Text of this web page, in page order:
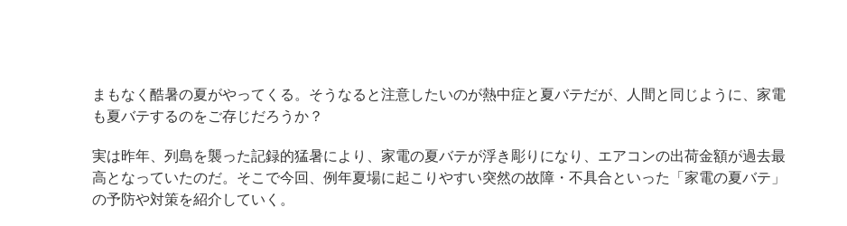
まもなく酷暑の夏がやってくる。そうなると注意したいのが熱中症と夏バテだが、人間と同じように、家電
も夏バテするのをご存じだろうか？
実は昨年、列島を襲った記録的猛暑により、家電の夏バテが浮き彫りになり、エアコンの出荷金額が過去最
高となっていたのだ。そこで今回、例年夏場に起こりやすい突然の故障・不具合といった「家電の夏バテ」
の予防や対策を紹介していく。